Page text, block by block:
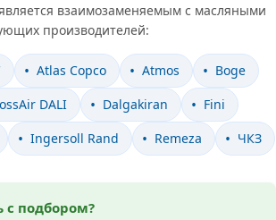
взаимозаменяемым с масляными
производителей:
Atlas Copco Atmos
Boge
DALI Dalgakiran
Fini
Ingersoll Rand Remeza ЧКЗ
подбором?